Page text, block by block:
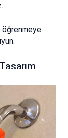
öğrenmeye